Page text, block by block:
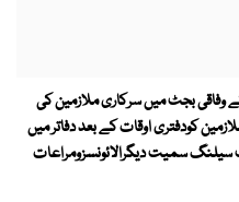
حکومت نے آئندہ مالی سال2018-19 کے وفاقی بجٹ میں سرکاری ملازمین کی
میں 15 سے 20 فیصد اورملازمین کودفتری اوقات کے بعد دفاتر میں
سیلنگ سمیت دیگرالائونسزومراعات